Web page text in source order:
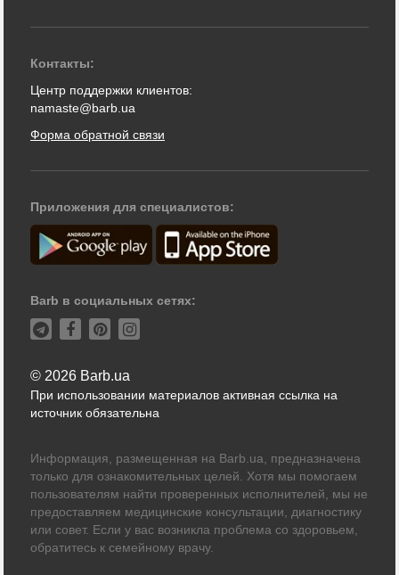
Контакты:
Центр поддержки клиентов:
namaste@barb.ua
Форма обратной связи
Приложения для специалистов:
Barb в социальных сетях:
© 2026 Barb.ua
При использовании материалов активная ссылка на
источник обязательна
Информация, размещенная на Barb.ua, предназначена
только для ознакомительных целей. Хотя мы помогаем
пользователям найти проверенных исполнителей, мы не
предоставляем медицинские консультации, диагностику
или совет. Если у вас возникла проблема со здоровьем,
обратитесь к семейному врачу.